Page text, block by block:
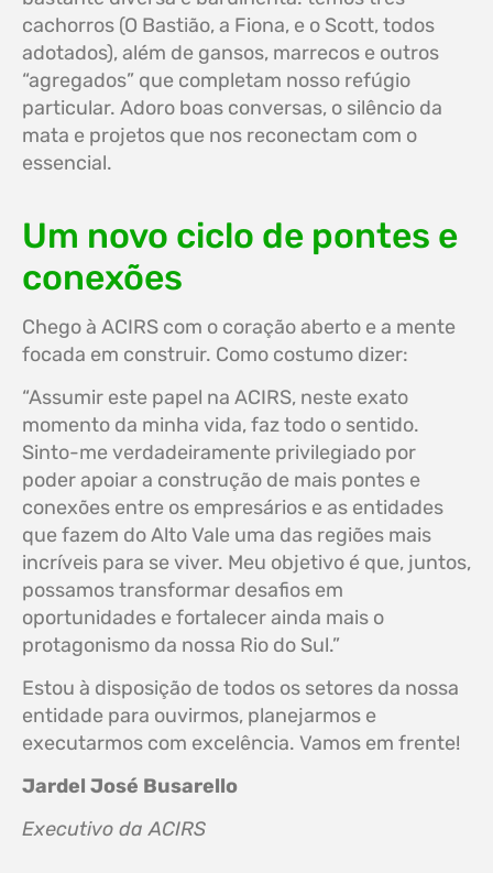
cachorros (O Bastião, a Fiona, e o Scott, todos
adotados), além de gansos, marrecos e outros
“agregados” que completam nosso refúgio
particular. Adoro boas conversas, o silêncio da
mata e projetos que nos reconectam com o
essencial.
Um novo ciclo de pontes e
conexões
Chego à ACIRS com o coração aberto e a mente
focada em construir. Como costumo dizer:
“Assumir este papel na ACIRS, neste exato
momento da minha vida, faz todo o sentido.
Sinto-me verdadeiramente privilegiado por
poder apoiar a construção de mais pontes e
conexões entre os empresários e as entidades
que fazem do Alto Vale uma das regiões mais
incríveis para se viver. Meu objetivo é que, juntos,
possamos transformar desafios em
oportunidades e fortalecer ainda mais o
protagonismo da nossa Rio do Sul.”
Estou à disposição de todos os setores da nossa
entidade para ouvirmos, planejarmos e
executarmos com excelência. Vamos em frente!
Jardel José Busarello
Executivo da ACIRS